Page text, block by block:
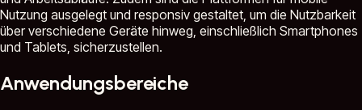
Nutzung ausgelegt und responsiv gestaltet, um die Nutzbarkeit
über verschiedene Geräte hinweg, einschließlich Smartphones
und Tablets, sicherzustellen.
Anwendungsbereiche